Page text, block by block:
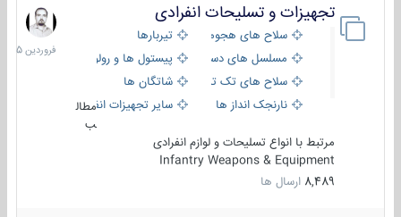
تجهیزات و تسلیحات انفرادی
سلاح های هجومی
تیربارها
مسلسل های دستی
پیستول ها و رولورها
سلاح های تک تیر اندازیشاتگان ها
نارنجک انداز ها
سایر تجهیزات انفرادی
مطال
ب
مرتبط با انواع تسلیحات و لوازم انفرادی
Infantry Weapons & Equipment
8,489 ارسال ها
17
فروردین
1405